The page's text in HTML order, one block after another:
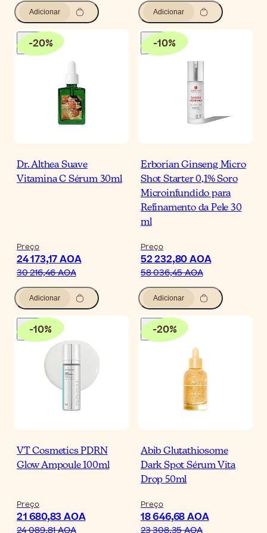
Adicionar Adicionar
-20%
Dr. Althea Suave
Vitamina C Sérum 30ml
Preço
24 173,17 AOA
30 216,46 AOA
Adicionar
-10%
Erborian Ginseng Micro
Shot Starter 0,1% Soro
Microinfundido para
Refinamento da Pele 30
ml
Preço
52 232,80 AOA
58 036,45 AOA
Adicionar
-10%
VT Cosmetics PDRN
Glow Ampoule 100ml
Preço
21 680,83 AOA
24 089,81 AOA
-20%
Abib Glutathiosome
Dark Spot Sérum Vita
Drop 50ml
Preço
18 646,68 AOA
23 308,35 AOA